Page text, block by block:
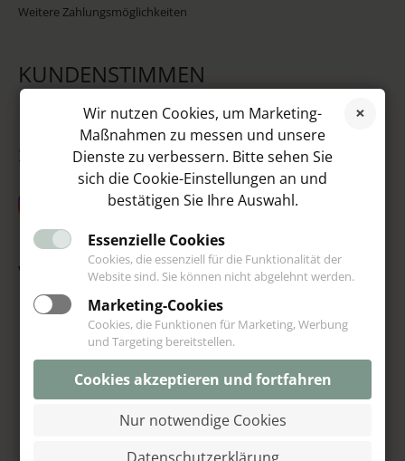
Weitere Zahlungsmöglichkeiten
KUNDENSTIMMEN
SOCIAL MEDIA
VIP
Wir nutzen Cookies, um Marketing-
Maßnahmen zu messen und unsere
Dienste zu verbessern. Bitte sehen Sie
sich die Cookie-Einstellungen an und
bestätigen Sie Ihre Auswahl.
Essenzielle Cookies
Cookies, die essenziell für die Funktionalität der
Website sind. Sie können nicht abgelehnt werden.
Marketing-Cookies
Cookies, die Funktionen für Marketing, Werbung
und Targeting bereitstellen.
Cookies akzeptieren und fortfahren
Nur notwendige Cookies